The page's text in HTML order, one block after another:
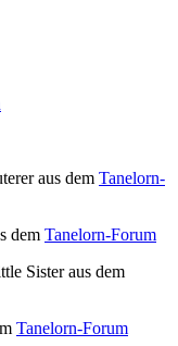
aus dem Tanelorn-
dem Tanelorn-Forum
Sister aus dem
Tanelorn-Forum